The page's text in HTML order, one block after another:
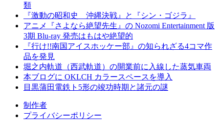
類
『激動の昭和史 沖縄決戦』と『シン・ゴジラ』
アニメ『さよなら絶望先生』の Nozomi Entertainment 版
3期 Blu-ray 発売はもはや絶望的
『行け!!南国アイスホッケー部』の知られざる4コマ作
品を発見
堀之内軌道（西武軌道）の開業前に入線した蒸気車両
本ブログに OKLCH カラースペースを導入
目黒蒲田電鉄ト5形の竣功時期と諸元の謎
制作者
プライバシーポリシー